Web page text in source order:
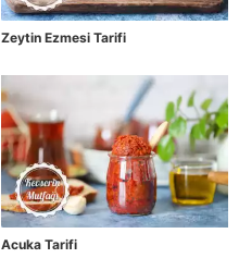
Zeytin Ezmesi Tarifi
Acuka Tarifi